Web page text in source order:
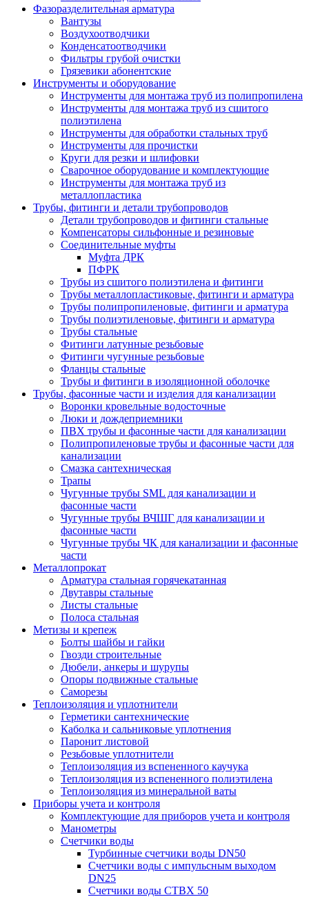
Фазоразделительная арматура
Вантузы
Воздухоотводчики
Конденсатоотводчики
Фильтры грубой очистки
Грязевики абонентские
Инструменты и оборудование
Инструменты для монтажа труб из полипропилена
Инструменты для монтажа труб из сшитого
полиэтилена
Инструменты для обработки стальных труб
Инструменты для прочистки
Круги для резки и шлифовки
Сварочное оборудование и комплектующие
Инструменты для монтажа труб из
металлопластика
Трубы, фитинги и детали трубопроводов
Детали трубопроводов и фитинги стальные
Компенсаторы сильфонные и резиновые
Соединительные муфты
Муфта ДРК
ПФРК
Трубы из сшитого полиэтилена и фитинги
Трубы металлопластиковые, фитинги и арматура
Трубы полипропиленовые, фитинги и арматура
Трубы полиэтиленовые, фитинги и арматура
Трубы стальные
Фитинги латунные резьбовые
Фитинги чугунные резьбовые
Фланцы стальные
Трубы и фитинги в изоляционной оболочке
Трубы, фасонные части и изделия для канализации
Воронки кровельные водосточные
Люки и дождеприемники
ПВХ трубы и фасонные части для канализации
Полипропиленовые трубы и фасонные части для
канализации
Смазка сантехническая
Трапы
Чугунные трубы SML для канализации и
фасонные части
Чугунные трубы ВЧШГ для канализации и
фасонные части
Чугунные трубы ЧК для канализации и фасонные
части
Металлопрокат
Арматура стальная горячекатанная
Двутавры стальные
Листы стальные
Полоса стальная
Метизы и крепеж
Болты шайбы и гайки
Гвозди строительные
Дюбели, анкеры и шурупы
Опоры подвижные стальные
Саморезы
Теплоизоляция и уплотнители
Герметики сантехнические
Каболка и сальниковые уплотнения
Паронит листовой
Резьбовые уплотнители
Теплоизоляция из вспененного каучука
Теплоизоляция из вспененного полиэтилена
Теплоизоляция из минеральной ваты
Приборы учета и контроля
Комплектующие для приборов учета и контроля
Манометры
Счетчики воды
Турбинные счетчики воды DN50
Счетчики воды с импульсным выходом
DN25
Счетчики воды СТВХ 50